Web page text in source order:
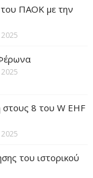
του ΠΑΟΚ με την
στους 8 του W EHF
του ιστορικού